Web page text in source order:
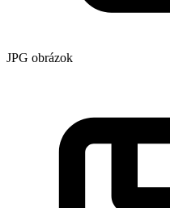
JPG obrázok